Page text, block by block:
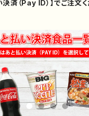
決済（Pay ID）】でご注文く